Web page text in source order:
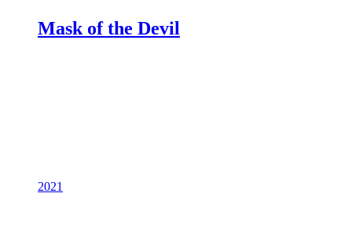
Mask of the Devil
2021